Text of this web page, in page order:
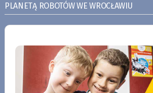
PLANETĄ ROBOTÓW WE WROCŁAWIU